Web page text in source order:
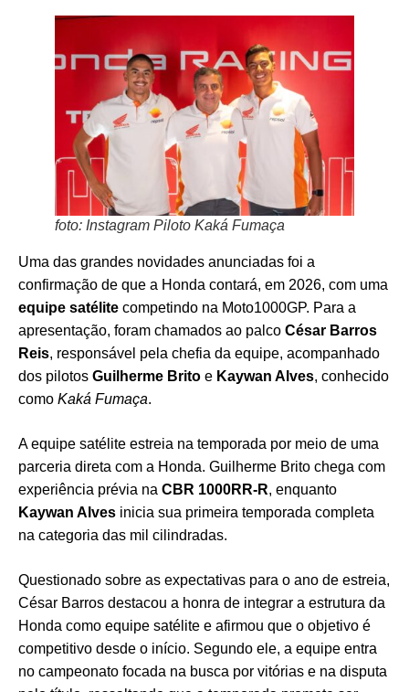
foto: Instagram Piloto Kaká Fumaça
Uma das grandes novidades anunciadas foi a
confirmação de que a Honda contará, em 2026, com uma
equipe satélite competindo na Moto1000GP. Para a
apresentação, foram chamados ao palco César Barros
Reis, responsável pela chefia da equipe, acompanhado
dos pilotos Guilherme Brito e Kaywan Alves, conhecido
como Kaká Fumaça.
A equipe satélite estreia na temporada por meio de uma
parceria direta com a Honda. Guilherme Brito chega com
experiência prévia na CBR 1000RR-R, enquanto
Kaywan Alves inicia sua primeira temporada completa
na categoria das mil cilindradas.
Questionado sobre as expectativas para o ano de estreia,
César Barros destacou a honra de integrar a estrutura da
Honda como equipe satélite e afirmou que o objetivo é
competitivo desde o início. Segundo ele, a equipe entra
no campeonato focada na busca por vitórias e na disputa